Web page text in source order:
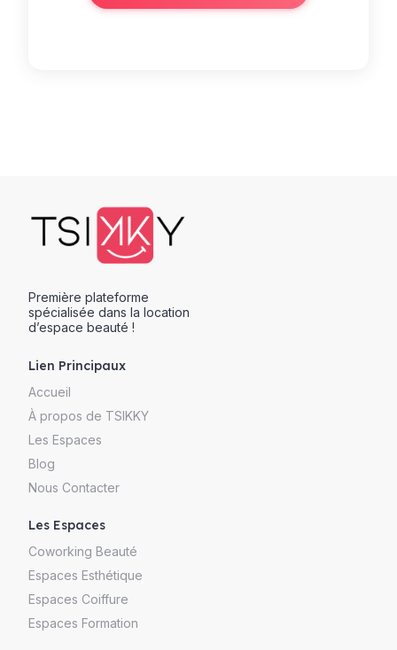
Première plateforme
spécialisée dans la location
d’espace beauté !
Lien Principaux
Accueil
À propos de TSIKKY
Les Espaces
Blog
Nous Contacter
Les Espaces
Coworking Beauté
Espaces Esthétique
Espaces Coiffure
Espaces Formation